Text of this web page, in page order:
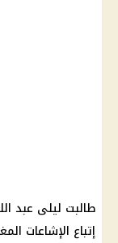
طالبت ليلى عبد
إتباع الإشاعات